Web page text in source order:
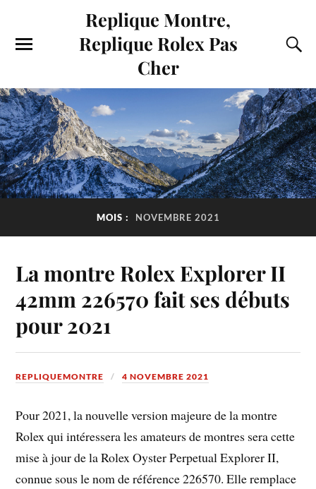
Replique Montre,
Replique Rolex Pas
Cher
MOIS : NOVEMBRE 2021
La montre Rolex Explorer II
42mm 226570 fait ses débuts
pour 2021
REPLIQUEMONTRE 4 NOVEMBRE 2021
Pour 2021, la nouvelle version majeure de la montre
Rolex qui intéressera les amateurs de montres sera cette
mise à jour de la Rolex Oyster Perpetual Explorer II,
connue sous le nom de référence 226570. Elle remplace